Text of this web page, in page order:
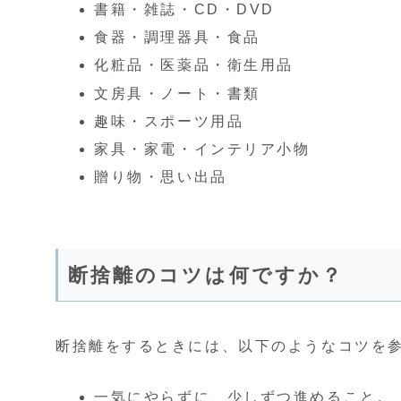
書籍・雑誌・CD・DVD
食器・調理器具・食品
化粧品・医薬品・衛生用品
文房具・ノート・書類
趣味・スポーツ用品
家具・家電・インテリア小物
贈り物・思い出品
断捨離のコツは何ですか？
断捨離をするときには、以下のようなコツを
一気にやらずに、少しずつ進めること。